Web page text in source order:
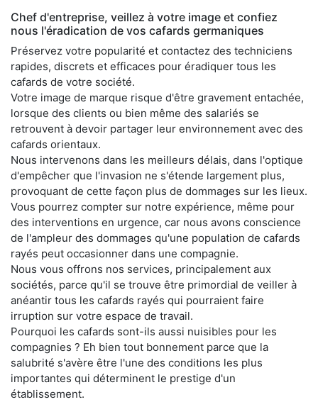
Chef d'entreprise, veillez à votre image et confiez
nous l'éradication de vos cafards germaniques
Préservez votre popularité et contactez des techniciens
rapides, discrets et efficaces pour éradiquer tous les
cafards de votre société.
Votre image de marque risque d'être gravement entachée,
lorsque des clients ou bien même des salariés se
retrouvent à devoir partager leur environnement avec des
cafards orientaux.
Nous intervenons dans les meilleurs délais, dans l'optique
d'empêcher que l'invasion ne s'étende largement plus,
provoquant de cette façon plus de dommages sur les lieux.
Vous pourrez compter sur notre expérience, même pour
des interventions en urgence, car nous avons conscience
de l'ampleur des dommages qu'une population de cafards
rayés peut occasionner dans une compagnie.
Nous vous offrons nos services, principalement aux
sociétés, parce qu'il se trouve être primordial de veiller à
anéantir tous les cafards rayés qui pourraient faire
irruption sur votre espace de travail.
Pourquoi les cafards sont-ils aussi nuisibles pour les
compagnies ? Eh bien tout bonnement parce que la
salubrité s'avère être l'une des conditions les plus
importantes qui déterminent le prestige d'un
établissement.